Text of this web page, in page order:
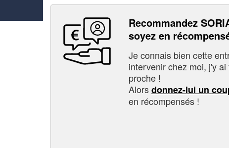
Recommandez
soyez en
Je connais bien cette
intervenir chez moi, j'y
proche !
Alorsdonnez-lui un
en récompensés !